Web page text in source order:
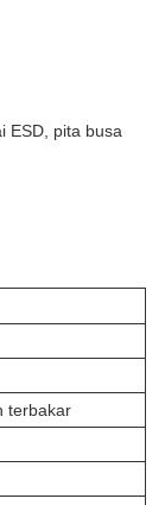
ESD, pita busa
terbakar